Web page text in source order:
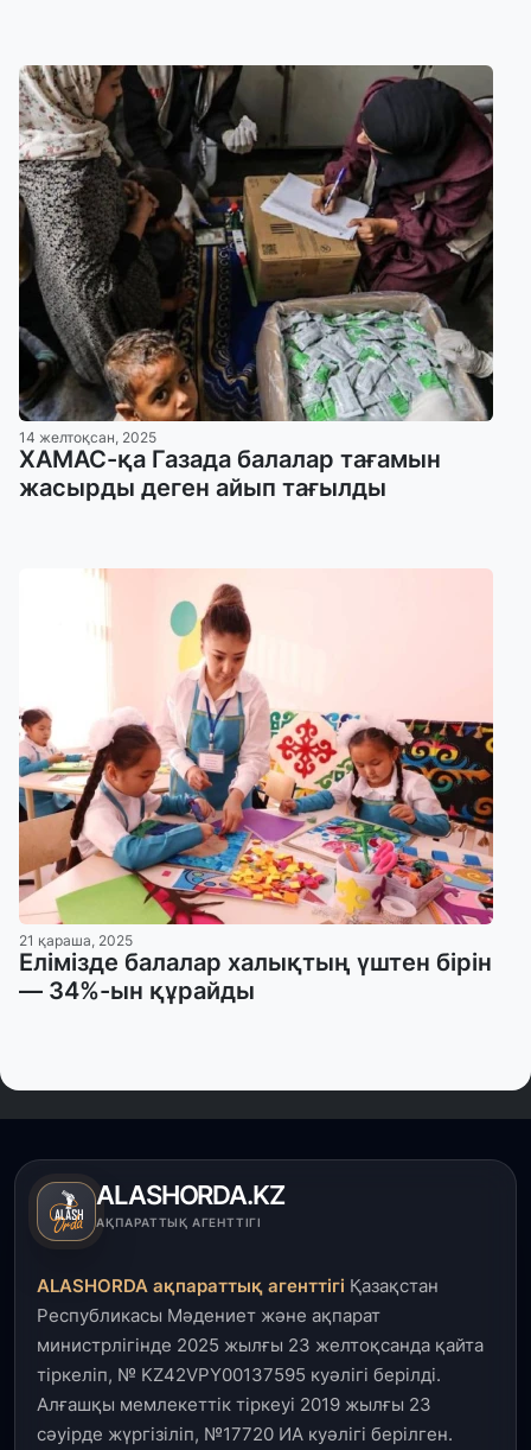
14 желтоқсан, 2025
ХАМАС-қа Газада балалар тағамын
жасырды деген айып тағылды
21 қараша, 2025
Елімізде балалар халықтың үштен бірін
— 34%-ын құрайды
ALASHORDA.KZ
АҚПАРАТТЫҚ АГЕНТТІГІ
ALASHORDA ақпараттық агенттігі Қазақстан
Республикасы Мәдениет және ақпарат
министрлігінде 2025 жылғы 23 желтоқсанда қайта
тіркеліп, № KZ42VPY00137595 куәлігі берілді.
Алғашқы мемлекеттік тіркеуі 2019 жылғы 23
сәуірде жүргізіліп, №17720 ИА куәлігі берілген.